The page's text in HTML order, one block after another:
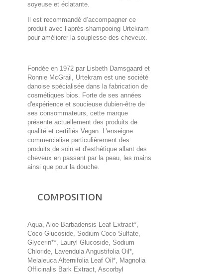
soyeuse et éclatante.
Il est recommandé d’accompagner ce
produit avec l’après-shampooing Urtekram
pour améliorer la souplesse des cheveux.
Fondée en 1972 par Lisbeth Damsgaard et
Ronnie McGrail, Urtekram est une société
danoise spécialisée dans la fabrication de
cosmétiques bios. Forte de ses années
d'expérience et soucieuse dubien-être de
ses consommateurs, cette marque
présente actuellement des produits de
qualité et certifiés Vegan. L'enseigne
commercialise particulièrement des
produits de soin et d'esthétique allant des
cheveux en passant par la peau, les mains
ainsi que pour la douche.
COMPOSITION
Aqua, Aloe Barbadensis Leaf Extract*,
Coco-Glucoside, Sodium Coco-Sulfate,
Glycerin**, Lauryl Glucoside, Sodium
Chloride, Lavendula Angustifolia Oil*,
Melaleuca Alternifolia Leaf Oil*, Magnolia
Officinalis Bark Extract, Ascorbyl